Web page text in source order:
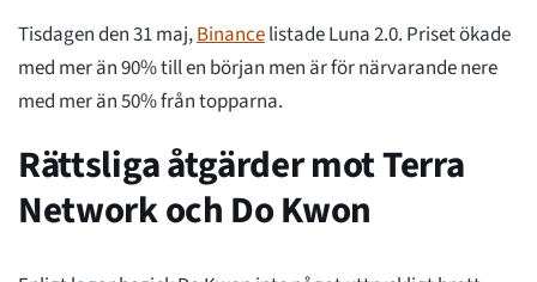
Tisdagen den 31 maj,Binancelistade Luna 2.0. Priset ökade
med mer än 90% till en början men är för närvarande nere
med mer än 50% från topparna.
Rättsliga åtgärder mot Terra
Network och Do Kwon